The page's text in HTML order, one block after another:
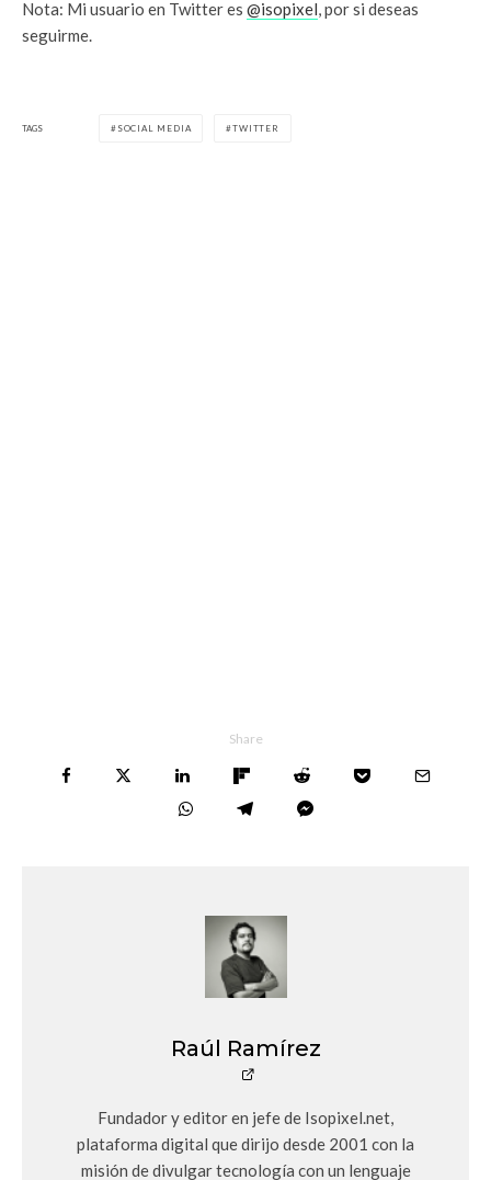
Nota: Mi usuario en Twitter es @isopixel, por si deseas
seguirme.
TAGS SOCIAL MEDIA TWITTER
Share
Raúl Ramírez
Fundador y editor en jefe de Isopixel.net,
plataforma digital que dirijo desde 2001 con la
misión de divulgar tecnología con un lenguaje